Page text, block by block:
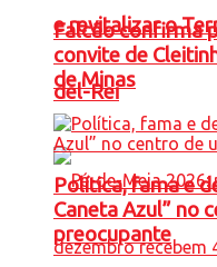
e revitalizar o
del-Rei
Falcão confirma
convite de
de Minas
Política, fama e
Caneta Azul” no
preocupante